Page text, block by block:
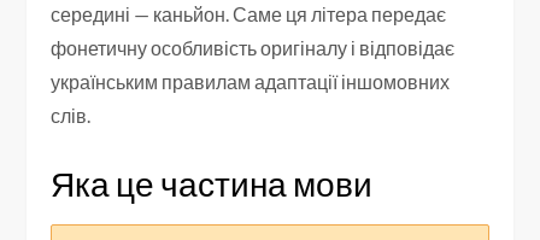
середині — каньйон. Саме ця літера передає
фонетичну особливість оригіналу і відповідає
українським правилам адаптації іншомовних
слів.
Яка це частина мови